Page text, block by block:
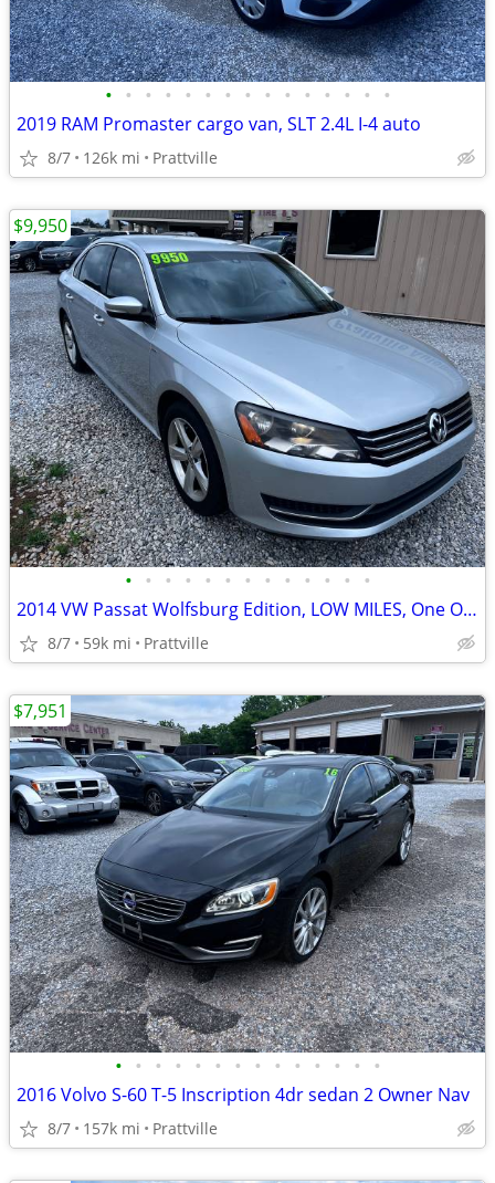
• • • • • • • • • • • • • • •
2019 RAM Promaster cargo van, SLT 2.4L I-4 auto
8/7 126k mi Prattville
• • • • • • • • • • • • •
2014 VW Passat Wolfsburg Edition, LOW MILES, One Owner
8/7 59k mi Prattville
$9,950
• • • • • • • • • • • • • •
2016 Volvo S-60 T-5 Inscription 4dr sedan 2 Owner Nav
8/7 157k mi Prattville
$7,951